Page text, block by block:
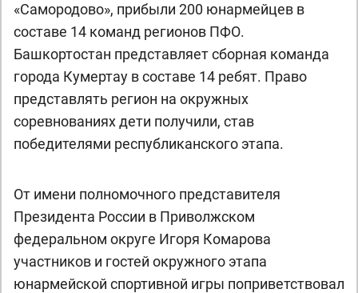
«Самородово», прибыли 200 юнармейцев в
составе 14 команд регионов ПФО.
Башкортостан представляет сборная команда
города Кумертау в составе 14 ребят. Право
представлять регион на окружных
соревнованиях дети получили, став
победителями республиканского этапа.
От имени полномочного представителя
Президента России в Приволжском
федеральном округе Игоря Комарова
участников и гостей окружного этапа
юнармейской спортивной игры поприветствовал